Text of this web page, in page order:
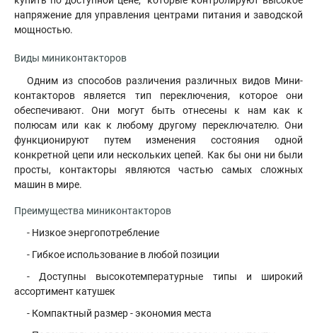
напряжение для управления центрами питания и заводской
мощностью.
Виды миниконтакторов
Одним из способов различения различных видов Мини-
контакторов является тип переключения, которое они
обеспечивают. Они могут быть отнесены к нам как к
полюсам или как к любому другому переключателю. Они
функционируют путем изменения состояния одной
конкретной цепи или нескольких цепей. Как бы они ни были
просты, контакторы являются частью самых сложных
машин в мире.
Преимущества миниконтакторов
- Низкое энергопотребление
- Гибкое использование в любой позиции
- Доступны высокотемпературные типы и широкий
ассортимент катушек
- Компактный размер - экономия места